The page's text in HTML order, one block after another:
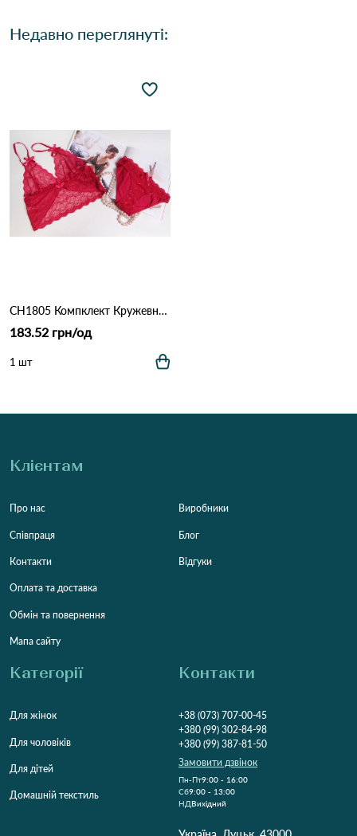
Недавно переглянуті:
CH1805 Компклект Кружевной Cottonhill Бордовий
183.52 грн/од
1 шт
Клієнтам
Про нас
Співпраця
Контакти
Оплата та доставка
Обмін та повернення
Мапа сайту
Виробники
Блог
Відгуки
Категорії
Для жінок
Для чоловіків
Для дітей
Домашній текстиль
Контакти
+38 (073) 707-00-45
+380 (99) 302-84-98
+380 (99) 387-81-50
Замовити дзвінок
Пн-Пт9:00 - 16:00
Cб9:00 - 13:00
НДВихідний